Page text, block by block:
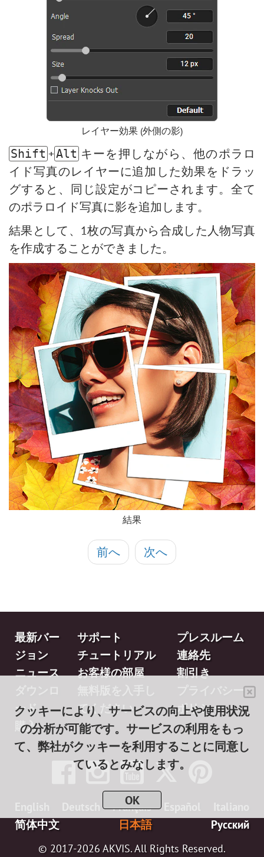
レイヤー効果 (外側の影)
Shift +Alt キーを押しながら、他のポラロ
イド写真のレイヤーに追加した効果をドラッ
グすると、同じ設定がコピーされます。全て
のポラロイド写真に影を追加します。
結果として、1枚の写真から合成した人物写真
を作成することができました。
結果
前へ 次へ
最新バー
ジョン
ニュース
ード
購入
サポート
チュートリアル
お客様の部屋
てください
プレスルーム
連絡先
割引き
プライバシー
ポリシー
Français
简体中文
日本語 Pусский
© 2017-2026 AKVIS. All Rights Reserved.
クッキーにより、サービスの向上や使用状況
の分析が可能です。サービスの利用をもっ
て、弊社がクッキーを利用することに同意し
ているとみなします。
OK